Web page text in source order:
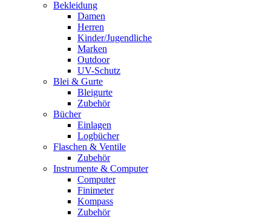
Bekleidung
Damen
Herren
Kinder/Jugendliche
Marken
Outdoor
UV-Schutz
Blei & Gurte
Bleigurte
Zubehör
Bücher
Einlagen
Logbücher
Flaschen & Ventile
Zubehör
Instrumente & Computer
Computer
Finimeter
Kompass
Zubehör